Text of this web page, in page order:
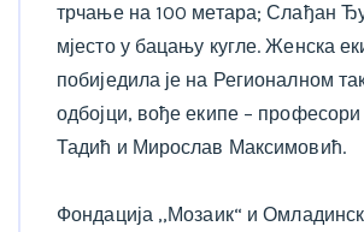
трчање на 100 метара; Слађан
мјесто у бацању кугле. Женска
побиједила је на Регионалном
одбојци, вође екипе –
Тадић и Мирослав Максимовић.
Фондација ,,Мозаик“ и